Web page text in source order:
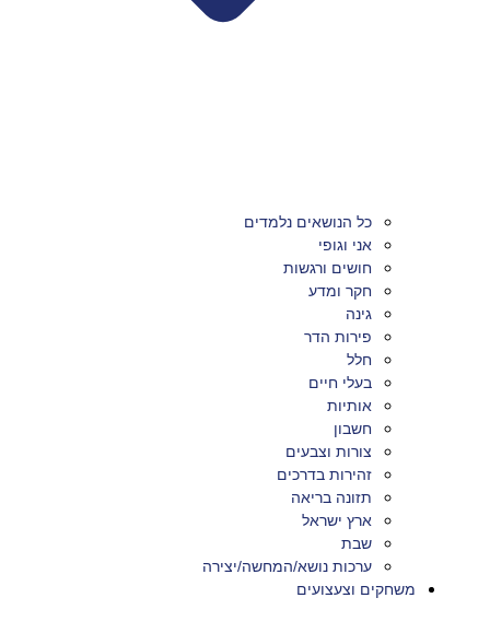
כל הנושאים נלמדים
אני וגופי
חושים ורגשות
חקר ומדע
גינה
פירות הדר
חלל
בעלי חיים
אותיות
חשבון
צורות וצבעים
זהירות בדרכים
תזונה בריאה
ארץ ישראל
שבת
ערכות נושא/המחשה/יצירה
משחקים וצעצועים